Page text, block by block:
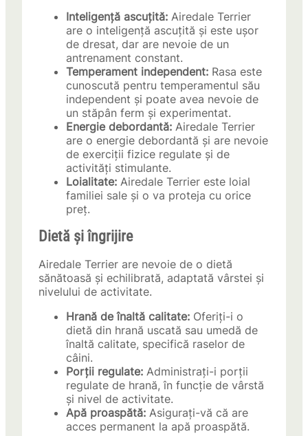
Inteligență ascuțită: Airedale Terrier
are o inteligență ascuțită și este ușor
de dresat, dar are nevoie de un
antrenament constant.
Temperament independent: Rasa este
cunoscută pentru temperamentul său
independent și poate avea nevoie de
un stăpân ferm și experimentat.
Energie debordantă: Airedale Terrier
are o energie debordantă și are nevoie
de exerciții fizice regulate și de
activități stimulante.
Loialitate: Airedale Terrier este loial
familiei sale și o va proteja cu orice
preț.
Dietă și îngrijire
Airedale Terrier are nevoie de o dietă
sănătoasă și echilibrată, adaptată vârstei și
nivelului de activitate.
Hrană de înaltă calitate: Oferiți-i o
dietă din hrană uscată sau umedă de
înaltă calitate, specifică raselor de
câini.
Porții regulate: Administrați-i porții
regulate de hrană, în funcție de vârstă
și nivel de activitate.
Apă proaspătă: Asigurați-vă că are
acces permanent la apă proaspătă.